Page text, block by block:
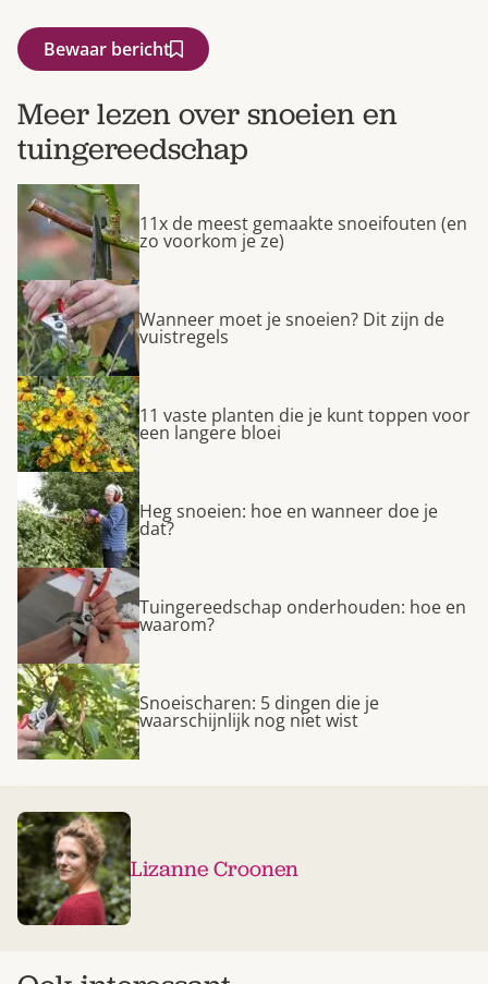
Bewaar bericht
Meer lezen over snoeien en
tuingereedschap
11x de meest gemaakte snoeifouten (en
zo voorkom je ze)
Wanneer moet je snoeien? Dit zijn de
vuistregels
11 vaste planten die je kunt toppen voor
een langere bloei
Heg snoeien: hoe en wanneer doe je
dat?
Tuingereedschap onderhouden: hoe en
waarom?
Snoeischaren: 5 dingen die je
waarschijnlijk nog niet wist
Lizanne Croonen